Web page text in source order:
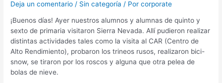
Deja un comentario / Sin categoría / Porcorporate
¡Buenos días! Ayer nuestros alumnos y alumnas de quinto y
sexto de primaria visitaron Sierra Nevada. Allí pudieron realizar
distintas actividades tales como la visita al CAR (Centro de
Alto Rendimiento), probaron los trineos rusos, realizaron bici-
snow, se tiraron por los roscos y alguna que otra pelea de
bolas de nieve.